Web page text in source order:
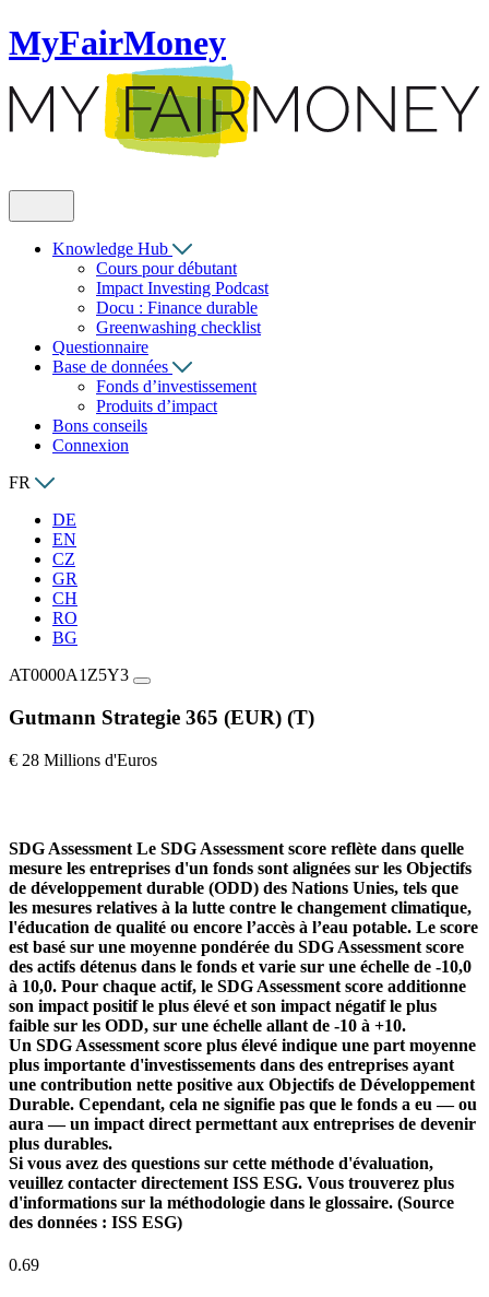
MyFairMoney
Knowledge Hub
Cours pour débutant
Impact Investing Podcast
Docu : Finance durable
Greenwashing checklist
Questionnaire
Base de données
Fonds d’investissement
Produits d’impact
Bons conseils
Connexion
FR
DE
EN
CZ
GR
CH
RO
BG
AT0000A1Z5Y3
Gutmann Strategie 365 (EUR) (T)
€ 28 Millions d'Euros
SDG Assessment Le SDG Assessment score reflète dans quelle
mesure les entreprises d'un fonds sont alignées sur les Objectifs
de développement durable (ODD) des Nations Unies, tels que
les mesures relatives à la lutte contre le changement climatique,
l'éducation de qualité ou encore l’accès à l’eau potable. Le score
est basé sur une moyenne pondérée du SDG Assessment score
des actifs détenus dans le fonds et varie sur une échelle de -10,0
à 10,0. Pour chaque actif, le SDG Assessment score additionne
son impact positif le plus élevé et son impact négatif le plus
faible sur les ODD, sur une échelle allant de -10 à +10.
Un SDG Assessment score plus élevé indique une part moyenne
plus importante d'investissements dans des entreprises ayant
une contribution nette positive aux Objectifs de Développement
Durable. Cependant, cela ne signifie pas que le fonds a eu — ou
aura — un impact direct permettant aux entreprises de devenir
plus durables.
Si vous avez des questions sur cette méthode d'évaluation,
veuillez contacter directement ISS ESG. Vous trouverez plus
d'informations sur la méthodologie dans le glossaire. (Source
des données : ISS ESG)
0.69